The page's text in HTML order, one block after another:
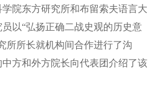
院东方研究所和布留索夫语言大
以“弘扬正确二战史观的历史意
所所长就机构间合作进行了沟
方和外方院长向代表团介绍了该